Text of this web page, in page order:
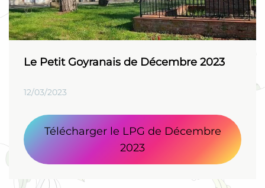
Le Petit Goyranais de Décembre 2023
12/03/2023
Télécharger le LPG de Décembre
2023